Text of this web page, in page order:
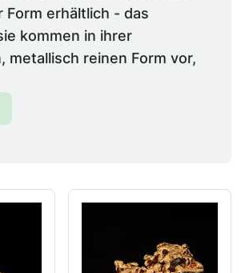
Form erhältlich - das
kommen in ihrer
metallisch reinen Form vor,